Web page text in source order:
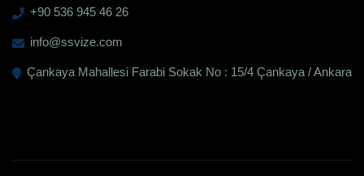
+90 536 945 46 26
info@ssvize.com
Çankaya Mahallesi Farabi Sokak No : 15/4 Çankaya / Ankara